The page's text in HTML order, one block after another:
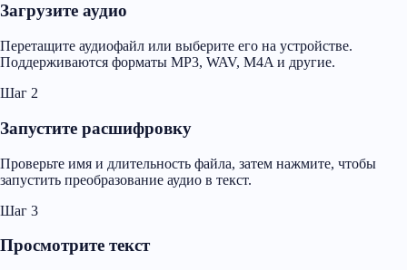
Загрузите аудио
Перетащите аудиофайл или выберите его на устройстве.
Поддерживаются форматы MP3, WAV, M4A и другие.
Шаг 2
Запустите расшифровку
Проверьте имя и длительность файла, затем нажмите, чтобы
запустить преобразование аудио в текст.
Шаг 3
Просмотрите текст